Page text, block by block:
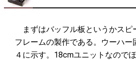
まずはバッフル板というかスピ
フレームの製作である。ウーハー
４に示す。18cmユニットなので